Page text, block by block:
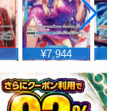
¥7,944